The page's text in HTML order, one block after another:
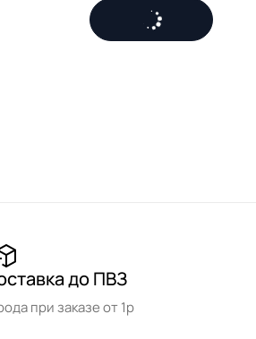
до ПВЗ
при заказе от 1р